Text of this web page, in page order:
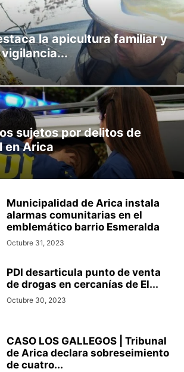
la apicultura familiar y
sujetos por delitos de
en Arica
Municipalidad de Arica instala
alarmas comunitarias en el
emblemático barrio Esmeralda
Octubre 31, 2023
PDI desarticula punto de venta
de drogas en cercanías de El...
Octubre 30, 2023
CASO LOS GALLEGOS | Tribunal
de Arica declara sobreseimiento
de cuatro...